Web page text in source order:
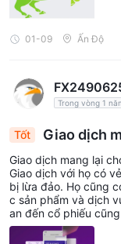
01-09 Ấn Độ
Trong vòng 1
Tốt Giao dịch
Giao dịch mang lại
Giao dịch với họ có
bị lừa đảo. Họ cũng
c sản phẩm và dịch
an đến cổ phiếu